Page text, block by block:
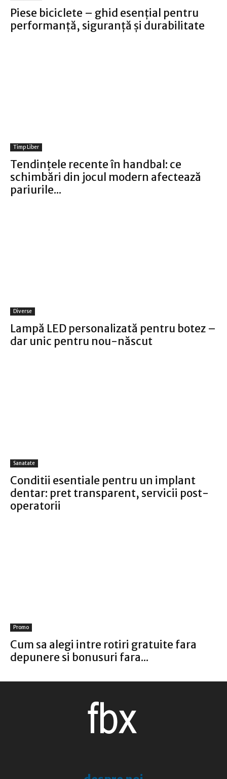
Piese biciclete – ghid esențial pentru
performanță, siguranță și durabilitate
Timp Liber
Tendințele recente în handbal: ce
schimbări din jocul modern afectează
pariurile...
Diverse
Lampă LED personalizată pentru botez –
dar unic pentru nou-născut
Sanatate
Conditii esentiale pentru un implant
dentar: pret transparent, servicii post-
operatorii
Promo
Cum sa alegi intre rotiri gratuite fara
depunere si bonusuri fara...